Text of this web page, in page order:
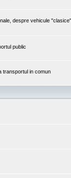
despre vehicule
public
transportul in comun